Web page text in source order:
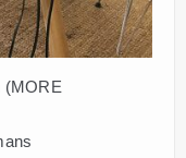
(MORE